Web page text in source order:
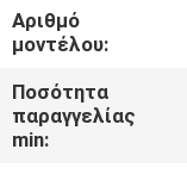
ΠΟΙΟΤΙΚΌΣ
ΈΛΕΓΧΟΣ
Αριθμό
μοντέλου:
Ποσότητα
παραγγελίας
min: